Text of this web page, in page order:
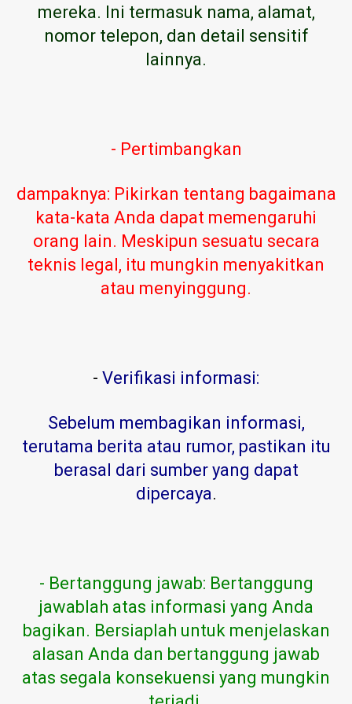
mereka. Ini termasuk nama, alamat,
nomor telepon, dan detail sensitif
lainnya.
- Pertimbangkan
dampaknya: Pikirkan tentang bagaimana
kata-kata Anda dapat memengaruhi
orang lain. Meskipun sesuatu secara
teknis legal, itu mungkin menyakitkan
atau menyinggung.
- Verifikasi informasi:
Sebelum membagikan informasi,
terutama berita atau rumor, pastikan itu
berasal dari sumber yang dapat
dipercaya.
- Bertanggung jawab: Bertanggung
jawablah atas informasi yang Anda
bagikan. Bersiaplah untuk menjelaskan
alasan Anda dan bertanggung jawab
atas segala konsekuensi yang mungkin